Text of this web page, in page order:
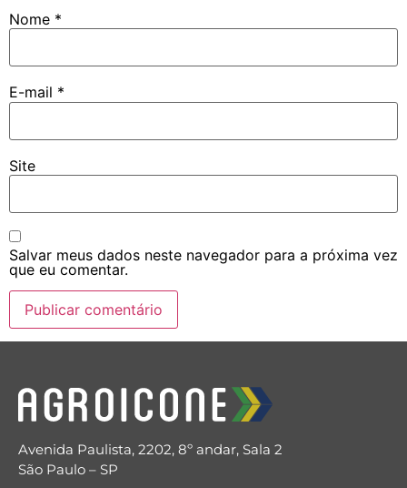
Nome *
E-mail *
Site
Salvar meus dados neste navegador para a próxima vez
que eu comentar.
Avenida Paulista, 2202, 8º andar, Sala 2
São Paulo – SP